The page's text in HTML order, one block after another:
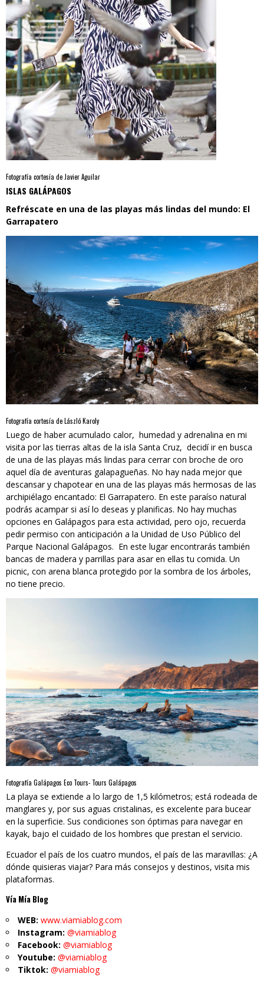
Fotografía cortesía de Javier Aguilar
ISLAS GALÁPAGOS
Refréscate en una de las playas más lindas del mundo: El
Garrapatero
Fotografía cortesía de László Karoly
Luego de haber acumulado calor, humedad y adrenalina en mi
visita por las tierras altas de la isla Santa Cruz, decidí ir en busca
de una de las playas más lindas para cerrar con broche de oro
aquel día de aventuras galapagueñas. No hay nada mejor que
descansar y chapotear en una de las playas más hermosas de las
archipiélago encantado: El Garrapatero. En este paraíso natural
podrás acampar si así lo deseas y planificas. No hay muchas
opciones en Galápagos para esta actividad, pero ojo, recuerda
pedir permiso con anticipación a la Unidad de Uso Público del
Parque Nacional Galápagos. En este lugar encontrarás también
bancas de madera y parrillas para asar en ellas tu comida. Un
picnic, con arena blanca protegido por la sombra de los árboles,
no tiene precio.
Fotografía Galápagos Eco Tours- Tours Galápagos
La playa se extiende a lo largo de 1,5 kilómetros; está rodeada de
manglares y, por sus aguas cristalinas, es excelente para bucear
en la superficie. Sus condiciones son óptimas para navegar en
kayak, bajo el cuidado de los hombres que prestan el servicio.
Ecuador el país de los cuatro mundos, el país de las maravillas: ¿A
dónde quisieras viajar? Para más consejos y destinos, visita mis
plataformas.
Vía Mía Blog
WEB: www.viamiablog.com
Instagram: @viamiablog
Facebook: @viamiablog
Youtube: @viamiablog
Tiktok: @viamiablog